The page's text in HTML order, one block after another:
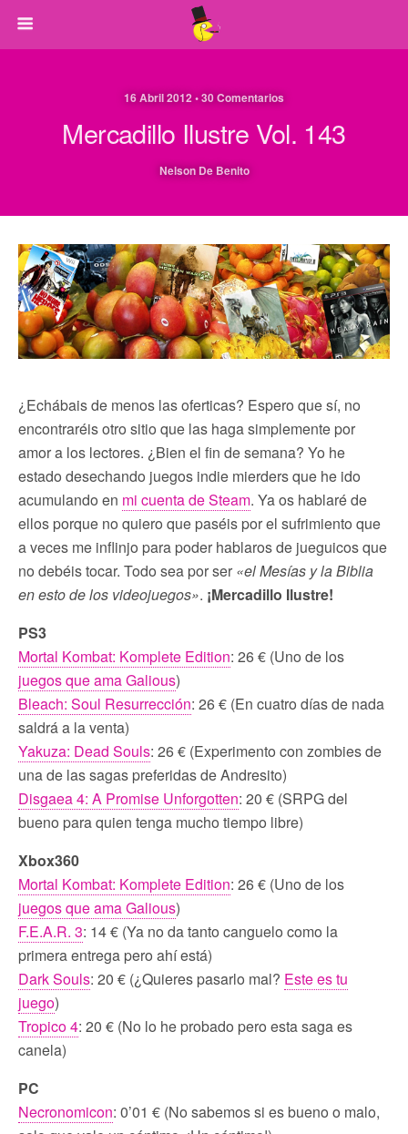
16 Abril 2012 • 30 Comentarios
Mercadillo Ilustre Vol. 143
Nelson De Benito
¿Echábais de menos las oferticas? Espero que sí, no
encontraréis otro sitio que las haga simplemente por
amor a los lectores. ¿Bien el fin de semana? Yo he
estado desechando juegos indie mierders que he ido
acumulando en mi cuenta de Steam. Ya os hablaré de
ellos porque no quiero que paséis por el sufrimiento que
a veces me inflinjo para poder hablaros de jueguicos que
no debéis tocar. Todo sea por ser «el Mesías y la Biblia
en esto de los videojuegos». ¡Mercadillo Ilustre!
PS3
Mortal Kombat: Komplete Edition: 26 € (Uno de los
juegos que ama Galious)
Bleach: Soul Resurrección: 26 € (En cuatro días de nada
saldrá a la venta)
Yakuza: Dead Souls: 26 € (Experimento con zombies de
una de las sagas preferidas de Andresito)
Disgaea 4: A Promise Unforgotten: 20 € (SRPG del
bueno para quien tenga mucho tiempo libre)
Xbox360
Mortal Kombat: Komplete Edition: 26 € (Uno de los
juegos que ama Galious)
F.E.A.R. 3: 14 € (Ya no da tanto canguelo como la
primera entrega pero ahí está)
Dark Souls: 20 € (¿Quieres pasarlo mal? Este es tu
juego)
Tropico 4: 20 € (No lo he probado pero esta saga es
canela)
PC
Necronomicon: 0’01 € (No sabemos si es bueno o malo,